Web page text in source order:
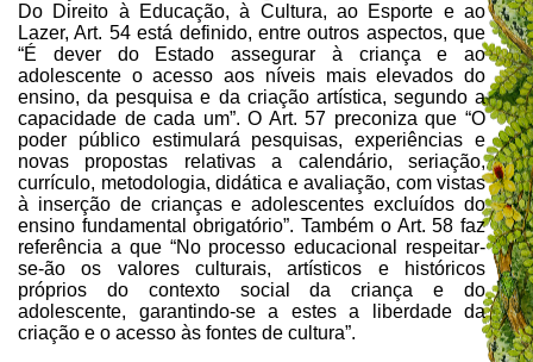
Do Direito à Educação, à Cultura, ao Esporte e ao
Lazer, Art. 54 está definido, entre outros aspectos, que
“É dever do Estado assegurar à criança e ao
adolescente o acesso aos níveis mais elevados do
ensino, da pesquisa e da criação artística, segundo a
capacidade de cada um”. O Art. 57 preconiza que “O
poder público estimulará pesquisas, experiências e
novas propostas relativas a calendário, seriação,
currículo, metodologia, didática e avaliação, com vistas
à inserção de crianças e adolescentes excluídos do
ensino fundamental obrigatório”. Também o Art. 58 faz
referência a que “No processo educacional respeitar-
se-ão os valores culturais, artísticos e históricos
próprios do contexto social da criança e do
adolescente, garantindo-se a estes a liberdade da
criação e o acesso às fontes de cultura”.